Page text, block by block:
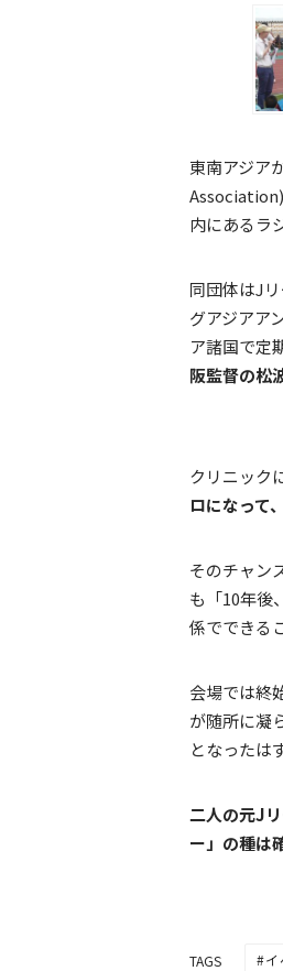
東南アジア
内にあるラ
同団体はJ
グアジアア
ア諸国で定
阪監督の松
クリニック
ロになって
そのチャン
も「10年後
係でできる
会場では終
が随所に凝
となったは
二人の元J
ー」の種は
TAGS イ